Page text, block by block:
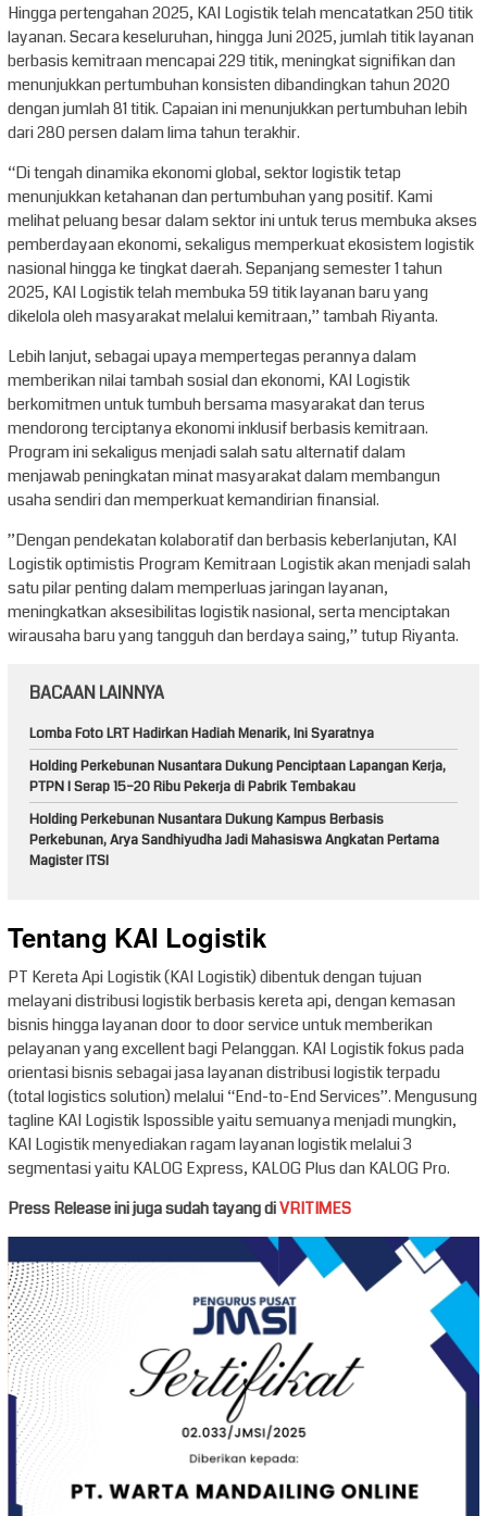
Hingga pertengahan 2025, KAI Logistik telah mencatatkan 250 titik
layanan. Secara keseluruhan, hingga Juni 2025, jumlah titik layanan
berbasis kemitraan mencapai 229 titik, meningkat signifikan dan
menunjukkan pertumbuhan konsisten dibandingkan tahun 2020
dengan jumlah 81 titik. Capaian ini menunjukkan pertumbuhan lebih
dari 280 persen dalam lima tahun terakhir.
“Di tengah dinamika ekonomi global, sektor logistik tetap
menunjukkan ketahanan dan pertumbuhan yang positif. Kami
melihat peluang besar dalam sektor ini untuk terus membuka akses
pemberdayaan ekonomi, sekaligus memperkuat ekosistem logistik
nasional hingga ke tingkat daerah. Sepanjang semester 1 tahun
2025, KAI Logistik telah membuka 59 titik layanan baru yang
dikelola oleh masyarakat melalui kemitraan,” tambah Riyanta.
Lebih lanjut, sebagai upaya mempertegas perannya dalam
memberikan nilai tambah sosial dan ekonomi, KAI Logistik
berkomitmen untuk tumbuh bersama masyarakat dan terus
mendorong terciptanya ekonomi inklusif berbasis kemitraan.
Program ini sekaligus menjadi salah satu alternatif dalam
menjawab peningkatan minat masyarakat dalam membangun
usaha sendiri dan memperkuat kemandirian finansial.
”Dengan pendekatan kolaboratif dan berbasis keberlanjutan, KAI
Logistik optimistis Program Kemitraan Logistik akan menjadi salah
satu pilar penting dalam memperluas jaringan layanan,
meningkatkan aksesibilitas logistik nasional, serta menciptakan
wirausaha baru yang tangguh dan berdaya saing,” tutup Riyanta.
BACAAN LAINNYA
Lomba Foto LRT Hadirkan Hadiah Menarik, Ini Syaratnya
Holding Perkebunan Nusantara Dukung Penciptaan Lapangan Kerja,
PTPN I Serap 15–20 Ribu Pekerja di Pabrik Tembakau
Holding Perkebunan Nusantara Dukung Kampus Berbasis
Perkebunan, Arya Sandhiyudha Jadi Mahasiswa Angkatan Pertama
Magister ITSI
Tentang KAI Logistik
PT Kereta Api Logistik (KAI Logistik) dibentuk dengan tujuan
melayani distribusi logistik berbasis kereta api, dengan kemasan
bisnis hingga layanan door to door service untuk memberikan
pelayanan yang excellent bagi Pelanggan. KAI Logistik fokus pada
orientasi bisnis sebagai jasa layanan distribusi logistik terpadu
(total logistics solution) melalui “End-to-End Services”. Mengusung
tagline KAI Logistik Ispossible yaitu semuanya menjadi mungkin,
KAI Logistik menyediakan ragam layanan logistik melalui 3
segmentasi yaitu KALOG Express, KALOG Plus dan KALOG Pro.
Press Release ini juga sudah tayang diVRITIMES